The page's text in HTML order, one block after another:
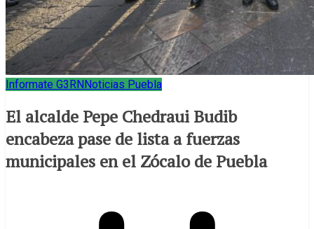
Informate G3RN Noticias Puebla
El alcalde Pepe Chedraui Budib
encabeza pase de lista a fuerzas
municipales en el Zócalo de Puebla